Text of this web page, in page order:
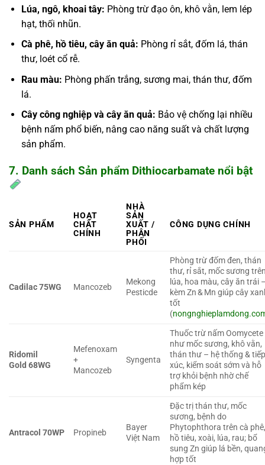
Lúa, ngô, khoai tây: Phòng trừ đạo ôn, khô vằn, lem lép
hạt, thối nhũn.
Cà phê, hồ tiêu, cây ăn quả: Phòng rỉ sắt, đốm lá, thán
thư, loét cổ rễ.
Rau màu: Phòng phấn trắng, sương mai, thán thư, đốm
lá.
Cây công nghiệp và cây ăn quả: Bảo vệ chống lại nhiều
bệnh nấm phổ biến, nâng cao năng suất và chất lượng
sản phẩm.
7. Danh sách Sản phẩm Dithiocarbamate nổi bật
SẢN PHẨM
HOẠT
CHẤT
CHÍNH
NHÀ
SẢN
XUẤT /
PHÂN
PHỐI
CÔNG DỤNG CHÍNH
Cadilac 75WG Mancozeb
Mekong
Pesticde
Phòng trừ đốm đen, thán
thư, rỉ sắt, mốc sương
lúa, hoa màu, cây ăn trái
kèm Zn & Mn giúp cây
tốt
(
Ridomil
Gold 68WG
Mefenoxam
+
Mancozeb
Syngenta
Thuốc trừ nấm Oomycete
như mốc sương, khô vằn,
thán thư – hệ thống &
xúc, kiểm soát sớm và hỗ
trợ khỏi bệnh nhờ chế
phẩm kép
Antracol 70WP Propineb
Bayer
Việt Nam
Đặc trị thán thư, mốc
sương, bệnh do
Phytophthora trên cà
hồ tiêu, xoài, lúa, rau; bổ
sung Zn giúp lá bền,
hợp tốt